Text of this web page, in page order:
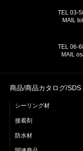
TEL 03-
MAIL
TEL 06-
MAIL
商品/商品カタログ/SDS
シーリング材
接着剤
防水材